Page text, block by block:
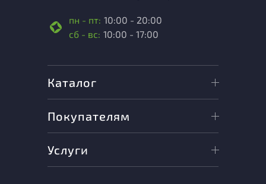
пн - пт: 10:00 - 20:00
сб - вс: 10:00 - 17:00
Каталог
Покупателям
Услуги